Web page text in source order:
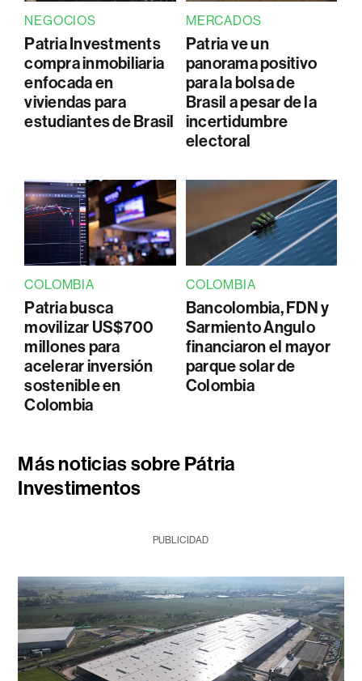
NEGOCIOS
Patria Investments
compra inmobiliaria
enfocada en
viviendas para
estudiantes de Brasil
MERCADOS
Patria ve un
panorama positivo
para la bolsa de
Brasil a pesar de la
incertidumbre
electoral
COLOMBIA
Patria busca
movilizar US$700
millones para
acelerar inversión
sostenible en
Colombia
COLOMBIA
Bancolombia, FDN y
Sarmiento Angulo
financiaron el mayor
parque solar de
Colombia
Más noticias sobre Pátria
Investimentos
PUBLICIDAD